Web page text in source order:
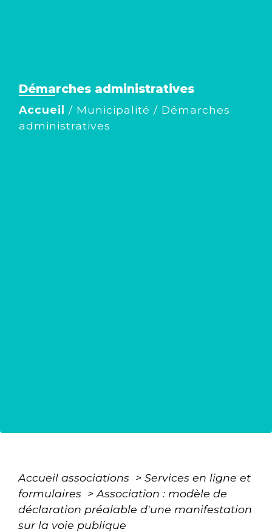
Démarches administratives
Accueil / Municipalité / Démarches
administratives
Accueil associations > Services en ligne et
formulaires > Association : modèle de
déclaration préalable d'une manifestation
sur la voie publique